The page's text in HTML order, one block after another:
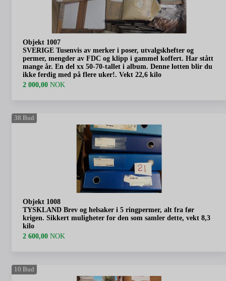
Objekt 1007
SVERIGE Tusenvis av merker i poser, utvalgskhefter og
permer, mengder av FDC og klipp i gammel koffert. Har stått
mange år. En del xx 50-70-tallet i album. Denne lotten blir du
ikke ferdig med på flere uker!. Vekt 22,6 kilo
2 000,00 NOK
38 Bud
Objekt 1008
TYSKLAND Brev og helsaker i 5 ringpermer, alt fra før
krigen. Sikkert muligheter for den som samler dette, vekt 8,3
kilo
2 600,00 NOK
10 Bud